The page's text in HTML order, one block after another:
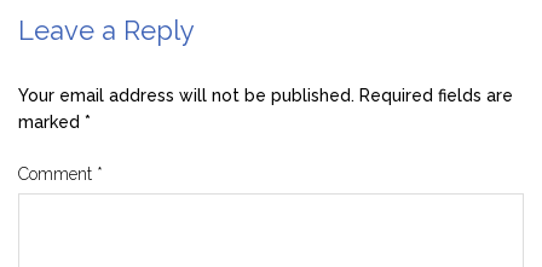
Leave a Reply
Your email address will not be published. Required fields are
marked *
Comment *